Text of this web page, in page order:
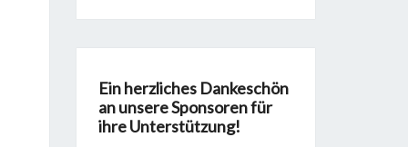
Ein herzliches Dankeschön
an unsere Sponsoren für
ihre Unterstützung!